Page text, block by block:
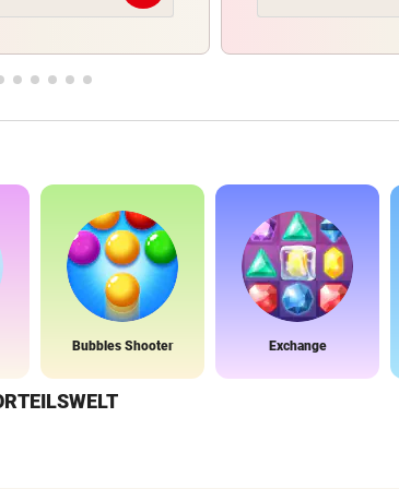
Bubbles Shooter Exchange